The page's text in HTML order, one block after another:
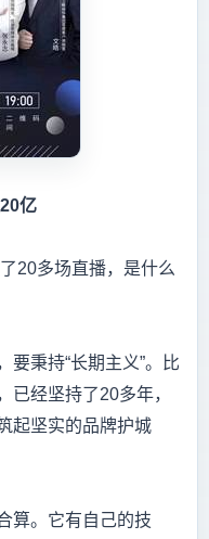
20亿
多场直播，是什么
秉持“长期主义”。比
已经坚持了20多年，
起坚实的品牌护城
。它有自己的技